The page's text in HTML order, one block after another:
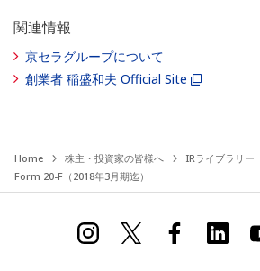
関連情報
京セラグループについて
創業者 稲盛和夫 Official Site
Home 株主・投資家の皆様へ
IRライブラリー
Form 20-F（2018年3月期迄）